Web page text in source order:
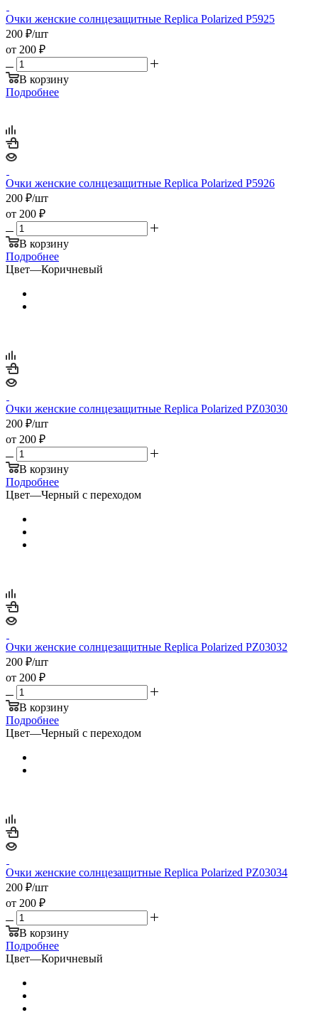
Очки женские солнцезащитные Replica Polarized P5925
200 ₽/шт
от 200 ₽
В корзину
Подробнее
Очки женские солнцезащитные Replica Polarized P5926
200 ₽/шт
от 200 ₽
В корзину
Подробнее
Цвет—Коричневый
Очки женские солнцезащитные Replica Polarized PZ03030
200 ₽/шт
от 200 ₽
В корзину
Подробнее
Цвет—Черный с переходом
Очки женские солнцезащитные Replica Polarized PZ03032
200 ₽/шт
от 200 ₽
В корзину
Подробнее
Цвет—Черный с переходом
Очки женские солнцезащитные Replica Polarized PZ03034
200 ₽/шт
от 200 ₽
В корзину
Подробнее
Цвет—Коричневый